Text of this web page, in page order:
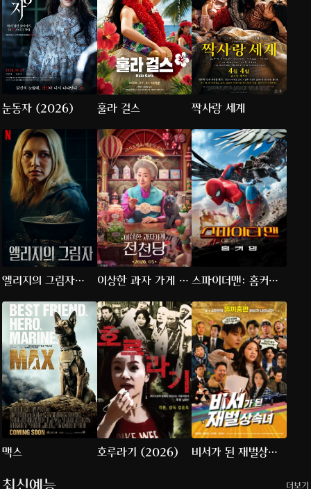
눈동자 (2026) 훌라 걸스 짝사랑 세계
엘리지의 그림자
(2026)
이상한 과자 가게 전
천당
스파이더맨: 홈커밍
(2017)
맥스 호루라기 (2026)
비서가 된 재벌상속
더보기